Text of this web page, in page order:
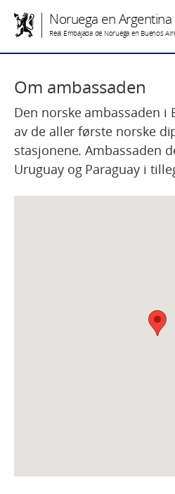
Noruega en Argentina
Real Embajada de Noruega en Buenos
Om ambassaden
Den norske ambassaden i
av de aller første norske
stasjonene. Ambassaden
Uruguay og Paraguay i